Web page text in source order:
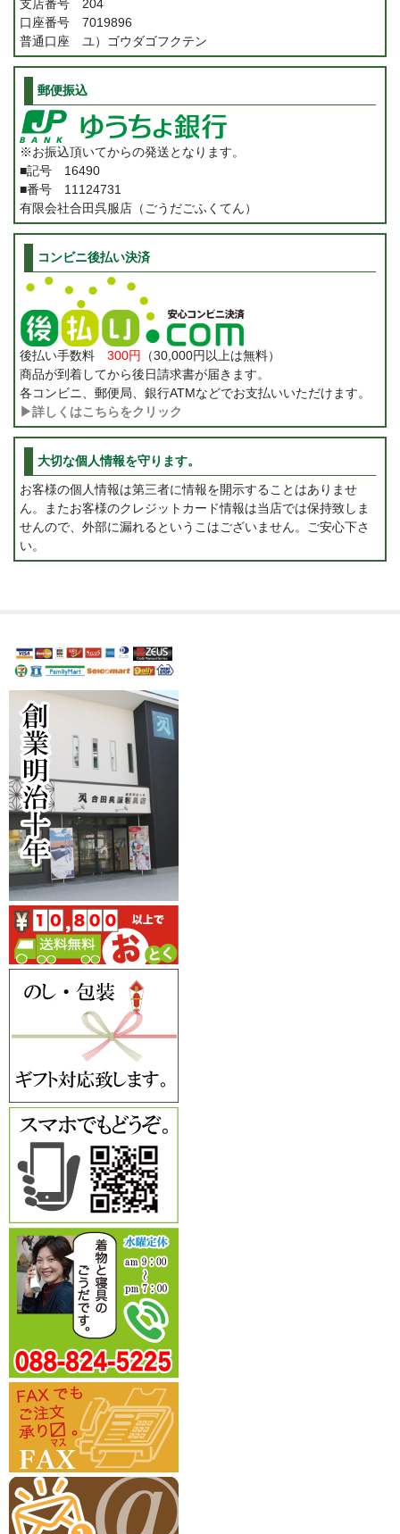
支店番号 204
口座番号 7019896
普通口座 ユ）ゴウダゴフクテン
郵便振込
※お振込頂いてからの発送となります。
■記号 16490
■番号 11124731
有限会社合田呉服店（ごうだごふくてん）
コンビニ後払い決済
後払い手数料 300円
（30,000円以上は無料）
商品が到着してから後日請求書が届きます。
各コンビニ、郵便局、銀行ATMなどでお支払いいただけます。
▶詳しくはこちらをクリック
大切な個人情報を守ります。
お客様の個人情報は第三者に情報を開示することはありませ
ん。またお客様のクレジットカード情報は当店では保持致しま
せんので、外部に漏れるというこはございません。ご安心下さ
い。